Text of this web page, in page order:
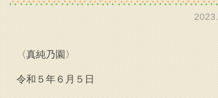
〈真純乃園〉
令和５年６月５日